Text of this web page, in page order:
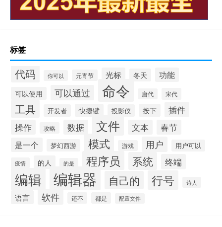
标签
代码 你可以 元宵节 光标 冬天 功能
可以使用 可以通过 命令 唐代 宋代
工具 开发者 快捷键 投影仪 按下 插件
操作 攻略 数据 文件 文本 春节
是一个 梦幻西游 模式 游戏 用户 用户可以
疫情 的人 的是 程序员 系统 终端
编辑 编辑器 自己的 行号 诗人
语言 软件 还不 都是 配置文件